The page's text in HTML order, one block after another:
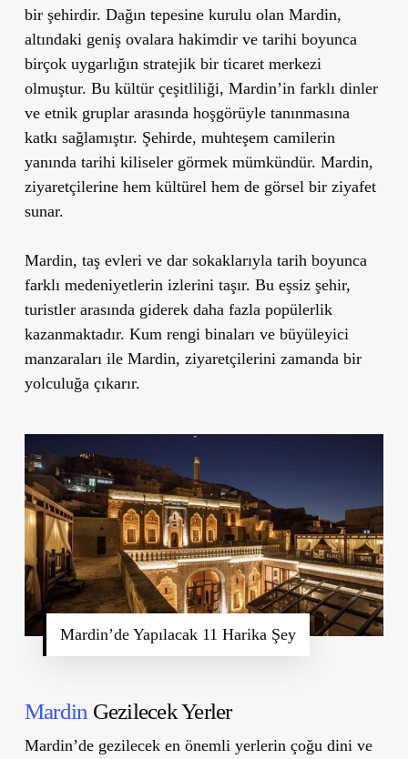
bir şehirdir. Dağın tepesine kurulu olan Mardin,
altındaki geniş ovalara hakimdir ve tarihi boyunca
birçok uygarlığın stratejik bir ticaret merkezi
olmuştur. Bu kültür çeşitliliği, Mardin’in farklı dinler
ve etnik gruplar arasında hoşgörüyle tanınmasına
katkı sağlamıştır. Şehirde, muhteşem camilerin
yanında tarihi kiliseler görmek mümkündür. Mardin,
ziyaretçilerine hem kültürel hem de görsel bir ziyafet
sunar.
Mardin, taş evleri ve dar sokaklarıyla tarih boyunca
farklı medeniyetlerin izlerini taşır. Bu eşsiz şehir,
turistler arasında giderek daha fazla popülerlik
kazanmaktadır. Kum rengi binaları ve büyüleyici
manzaraları ile Mardin, ziyaretçilerini zamanda bir
yolculuğa çıkarır.
Mardin’de Yapılacak 11 Harika Şey
Mardin Gezilecek Yerler
Mardin’de gezilecek en önemli yerlerin çoğu dini ve